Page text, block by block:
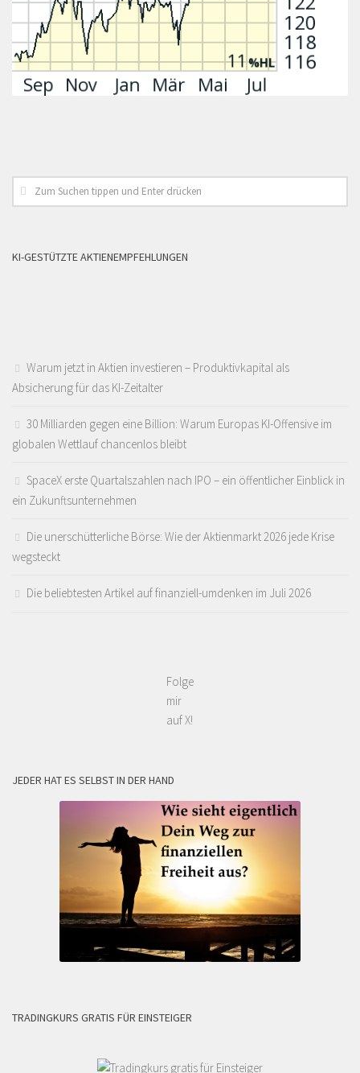
KI-GESTÜTZTE AKTIENEMPFEHLUNGEN
Warum jetzt in Aktien investieren – Produktivkapital als
Absicherung für das KI-Zeitalter
30 Milliarden gegen eine Billion: Warum Europas KI-Offensive im
globalen Wettlauf chancenlos bleibt
SpaceX erste Quartalszahlen nach IPO – ein öffentlicher Einblick in
ein Zukunftsunternehmen
Die unerschütterliche Börse: Wie der Aktienmarkt 2026 jede Krise
wegsteckt
Die beliebtesten Artikel auf finanziell-umdenken im Juli 2026
Folge
mir
auf X!
JEDER HAT ES SELBST IN DER HAND
TRADINGKURS GRATIS FÜR EINSTEIGER